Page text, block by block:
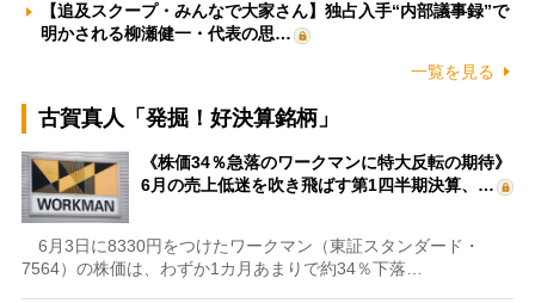
【追及スクープ・みんなで大家さん】独占入手“内部議事録”で
明かされる柳瀬健一・代表の思…
一覧を見る
古賀真人「発掘！好決算銘柄」
《株価34％急落のワークマンに特大反転の期待》
6月の売上低迷を吹き飛ばす第1四半期決算、…
6月3日に8330円をつけたワークマン（東証スタンダード・
7564）の株価は、わずか1カ月あまりで約34％下落…